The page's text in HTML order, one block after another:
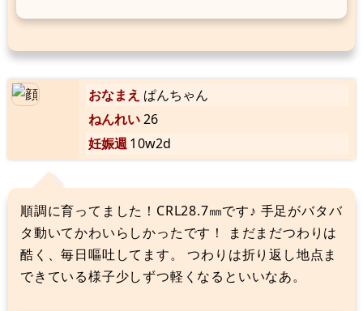
おなまえ ぱんちゃん
ねんれい26
妊娠週10w2d
順調に育ってました！CRL28.7㎜です♪ 手足がバタバ
タ動いてかわいらしかったです！ まだまだつわりは
酷く、毎日嘔吐してます。 つわりは折り返し地点ま
できている様子少しずつ軽くなるといいなあ。